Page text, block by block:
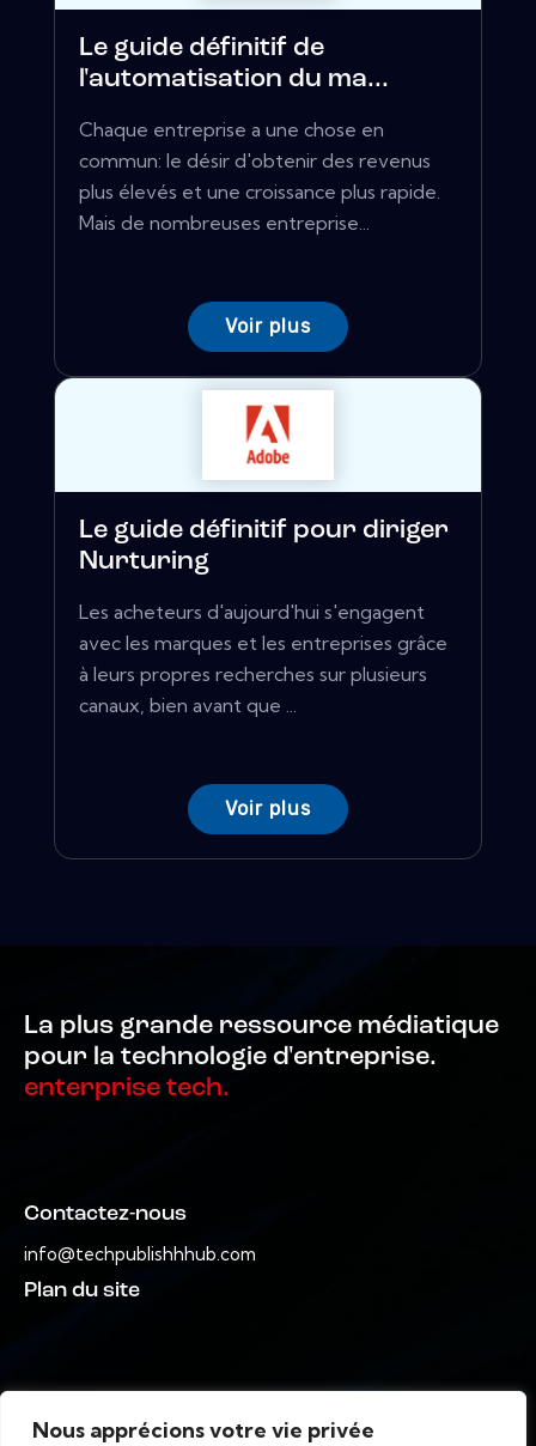
Nous apprécions votre vie privée
Le guide définitif de
l'automatisation du ma...
Chaque entreprise a une chose en
commun: le désir d'obtenir des revenus
plus élevés et une croissance plus rapide.
Mais de nombreuses entreprise...
Voir plus
Le guide définitif pour diriger
Nurturing
Les acheteurs d'aujourd'hui s'engagent
avec les marques et les entreprises grâce
à leurs propres recherches sur plusieurs
canaux, bien avant que ...
Voir plus
La plus grande ressource médiatique
pour la technologie d'entreprise.
enterprise tech.
Contactez-nous
info@techpublishhhub.com
Plan du site